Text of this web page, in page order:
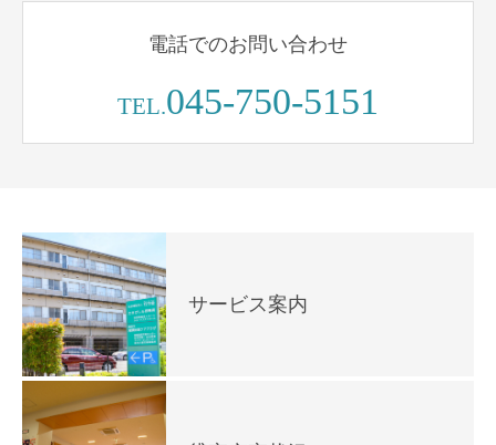
電話でのお問い合わせ
TEL.045-750-5151
サービス案内